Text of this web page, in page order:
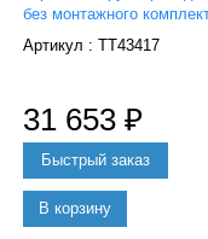
без монтажного
Тепловодомер
: ТТ43417
31 653 ₽
В корзину